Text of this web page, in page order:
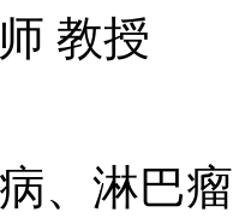
教授
、淋巴